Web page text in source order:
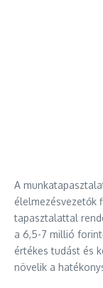
A
élelmezésvezetők
tapasztalattal
a 6,5-7 millió
értékes tudást és
növelik a